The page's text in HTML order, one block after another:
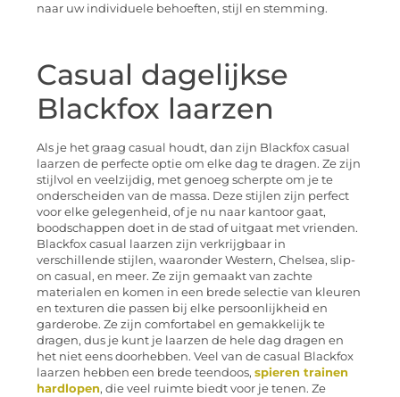
naar uw individuele behoeften, stijl en stemming.
Casual dagelijkse
Blackfox laarzen
Als je het graag casual houdt, dan zijn Blackfox casual
laarzen de perfecte optie om elke dag te dragen. Ze zijn
stijlvol en veelzijdig, met genoeg scherpte om je te
onderscheiden van de massa. Deze stijlen zijn perfect
voor elke gelegenheid, of je nu naar kantoor gaat,
boodschappen doet in de stad of uitgaat met vrienden.
Blackfox casual laarzen zijn verkrijgbaar in
verschillende stijlen, waaronder Western, Chelsea, slip-
on casual, en meer. Ze zijn gemaakt van zachte
materialen en komen in een brede selectie van kleuren
en texturen die passen bij elke persoonlijkheid en
garderobe. Ze zijn comfortabel en gemakkelijk te
dragen, dus je kunt je laarzen de hele dag dragen en
het niet eens doorhebben. Veel van de casual Blackfox
laarzen hebben een brede teendoos, spieren trainen
hardlopen, die veel ruimte biedt voor je tenen. Ze